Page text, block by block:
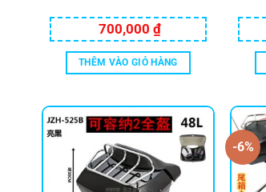
700,000₫
THÊM VÀO GIỎ HÀNG
-6%